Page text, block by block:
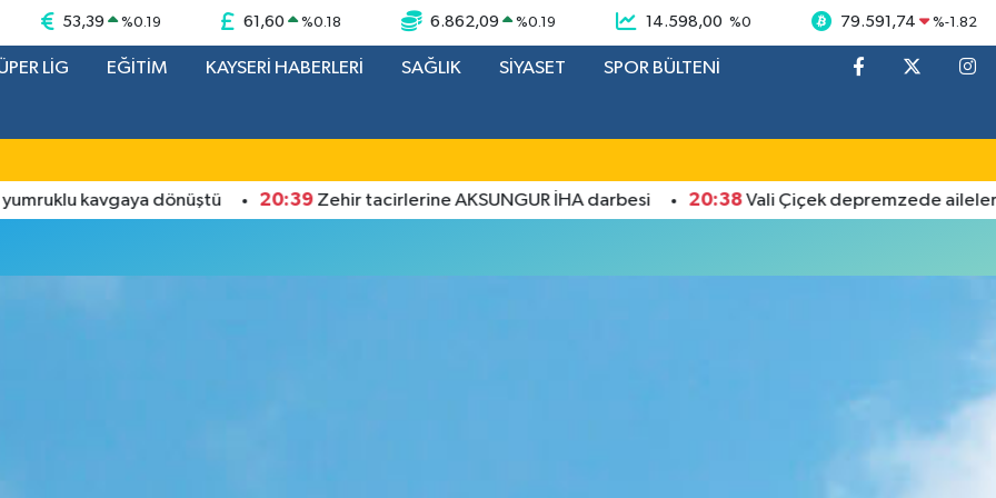
53,39 %0.19 61,60 %0.18 6.862,09 %0.19 14.598,00 %0 79.591,74 %-1.82
LİG EĞİTİM KAYSERİ HABERLERİ SAĞLIK SİYASET SPOR BÜLTENİ
kavgaya dönüştü 20:39Zehir tacirlerine AKSUNGUR İHA darbesi 20:38Vali Çiçek depremzede ailelerin